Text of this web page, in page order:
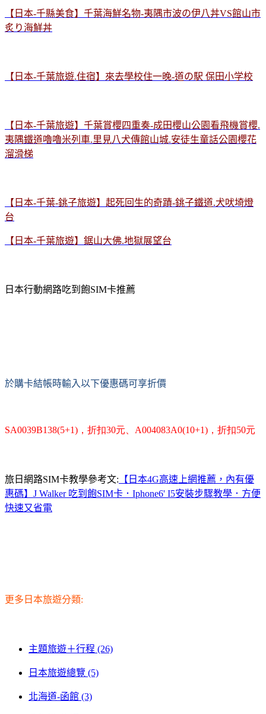
【日本-千縣美食】千葉海鮮名物-夷隅市波の伊八丼VS館山市
炙り海鮮丼
【日本-千葉旅遊.住宿】來去學校住一晚-道の駅 保田小学校
【日本-千葉旅遊】千葉賞櫻四重奏-成田櫻山公園看飛機賞櫻.
夷隅鐵道嚕嚕米列車.里見八犬傳館山城.安徒生童話公園櫻花
溜滑梯
【日本-千葉-銚子旅遊】起死回生的奇蹟-銚子鐵道.犬吠埼燈
台
【日本-千葉旅遊】鋸山大佛.地獄展望台
日本行動網路吃到飽SIM卡推薦
於購卡結帳時輸入以下優惠碼可享折價
SA0039B138(5+1)，折扣30元、 A004083A0(10+1)，折扣50元
旅日網路SIM卡教學參考文: 【日本4G高速上網推薦，內有優
惠碼】J Walker 吃到飽SIM卡．Iphone6' I5安裝步驟教學．方便
快速又省電
更多日本旅遊分類:
主題旅遊＋行程 (26)
日本旅遊總覽 (5)
北海道-函館 (3)